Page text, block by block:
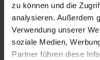
zu können und die
analysieren. Außerdem
Verwendung unserer
soziale Medien,
Partner führen diese
Ausführung
Außendurchmess
er